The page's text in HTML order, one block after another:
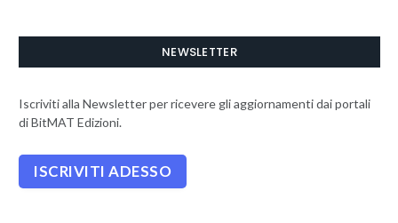
NEWSLETTER
Iscriviti alla Newsletter per ricevere gli aggiornamenti dai portali
di BitMAT Edizioni.